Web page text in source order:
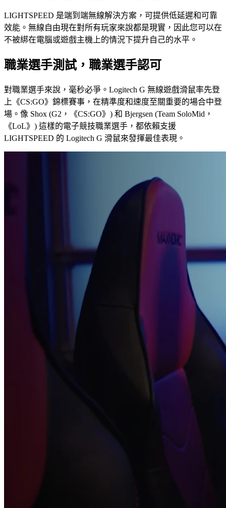
LIGHTSPEED 是端到端無線解決方案，可提供低延遲和可靠
效能。無線自由現在對所有玩家來說都是現實，因此您可以在
不被綁在電腦或遊戲主機上的情況下提升自己的水平。
職業選手測試，職業選手認可
對職業選手來說，毫秒必爭。Logitech G 無線遊戲滑鼠率先登
上《CS:GO》錦標賽事，在精準度和速度至關重要的場合中登
場。像 Shox (G2，《CS:GO》) 和 Bjergsen (Team SoloMid，
《LoL》) 這樣的電子競技職業選手，都依賴支援
LIGHTSPEED 的 Logitech G 滑鼠來發揮最佳表現。